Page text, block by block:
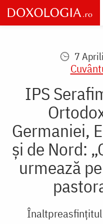
Skip
to
main
7
IPS
Germaniei,
și de Nord:
urmează